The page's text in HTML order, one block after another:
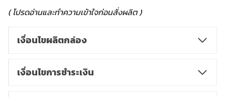
( โปรดอ่านและทำความเข้าใจก่อนสั่งผลิต )
เงื่อนไขผลิตกล่อง
เงื่อนไขการชำระเงิน